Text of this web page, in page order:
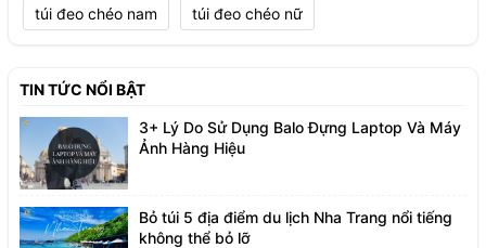
túi đeo chéo nam túi đeo chéo nữ
TIN TỨC NỔI BẬT
3+ Lý Do Sử Dụng Balo Đựng Laptop Và Máy
Ảnh Hàng Hiệu
Bỏ túi 5 địa điểm du lịch Nha Trang nổi tiếng
không thể bỏ lỡ